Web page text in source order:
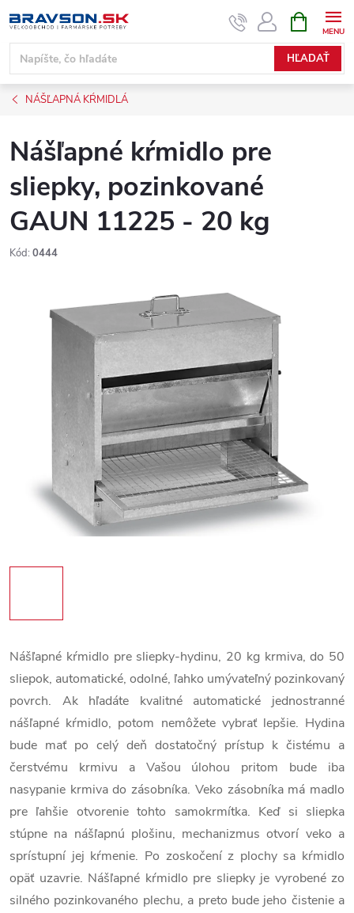
na
obsah
HĽADAŤ
KOŠÍK
NÁŠĽAPNÁ KŔMIDLÁ
Nášľapné kŕmidlo pre
sliepky, pozinkované
GAUN 11225 - 20 kg
Kód: 0444
Nášľapné kŕmidlo pre sliepky-hydinu, 20 kg krmiva, do 50
sliepok, automatické, odolné, ľahko umývateľný pozinkovaný
povrch. Ak hľadáte kvalitné automatické jednostranné
nášľapné kŕmidlo, potom nemôžete vybrať lepšie. Hydina
bude mať po celý deň dostatočný prístup k čistému a
čerstvému krmivu a Vašou úlohou pritom bude iba
nasypanie krmiva do zásobníka. Veko zásobníka má madlo
pre ľahšie otvorenie tohto samokrmítka. Keď si sliepka
stúpne na nášľapnú plošinu, mechanizmus otvorí veko a
sprístupní jej kŕmenie. Po zoskočení z plochy sa kŕmidlo
opäť uzavrie. Nášľapné kŕmidlo pre sliepky je vyrobené zo
silného pozinkovaného plechu, a preto bude jeho čistenie a